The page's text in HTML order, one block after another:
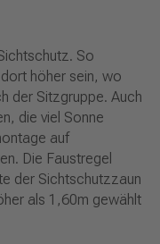
So
höher sein, wo
der Sitzgruppe. Auch
die viel Sonne
auf
Die Faustregel
der Sichtschutzzaun
als 1,60m gewählt